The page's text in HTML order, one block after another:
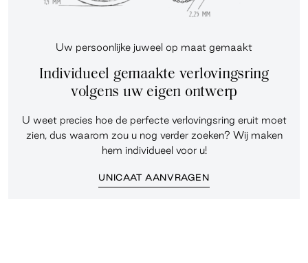
Uw persoonlijke juweel op maat gemaakt
Individueel gemaakte verlovingsring
volgens uw eigen ontwerp
U weet precies hoe de perfecte verlovingsring eruit moet
zien, dus waarom zou u nog verder zoeken? Wij maken
hem individueel voor u!
UNICAAT AANVRAGEN